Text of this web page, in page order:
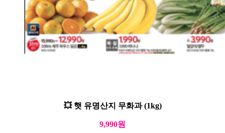
💥 햇 유명산지 무화과 (1kg)
9,990원